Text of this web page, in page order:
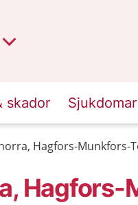
skador
Hagfors-Munkfors-